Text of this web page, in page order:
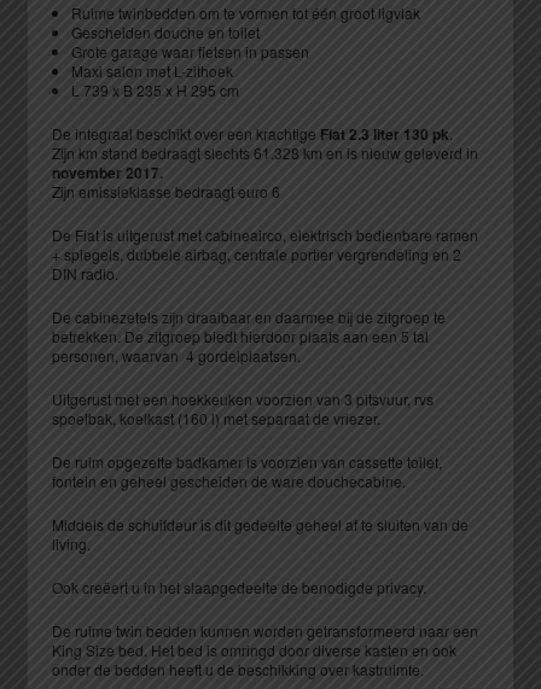
Ruime twinbedden om te vormen tot één groot ligvlak
Gescheiden douche en toilet
Grote garage waar fietsen in passen
Maxi salon met L-zithoek
L 739 x B 235 x H 295 cm
De integraal beschikt over een krachtige Fiat 2.3 liter 130 pk
Zijn km stand bedraagt slechts 61.328 km en is nieuw geleverd in
november 2017.
Zijn emissieklasse bedraagt euro 6
De Fiat is uitgerust met cabineairco, elektrisch bedienbare ramen
+ spiegels, dubbele airbag, centrale portier vergrendeling en 2
DIN radio.
De cabinezetels zijn draaibaar en daarmee bij de zitgroep te
betrekken. De zitgroep biedt hierdoor plaats aan een 5 tal
personen, waarvan 4 gordelplaatsen.
Uitgerust met een hoekkeuken voorzien van 3 pitsvuur, rvs
spoelbak, koelkast (160 l) met separaat de vriezer.
De ruim opgezette badkamer is voorzien van cassette toilet,
fontein en geheel gescheiden de ware douchecabine.
Middels de schuifdeur is dit gedeelte geheel af te sluiten van de
living.
Ook creëert u in het slaapgedeelte de benodigde privacy.
De ruime twin bedden kunnen worden getransformeerd naar een
King Size bed. Het bed is omringd door diverse kasten en ook
onder de bedden heeft u de beschikking over kastruimte.